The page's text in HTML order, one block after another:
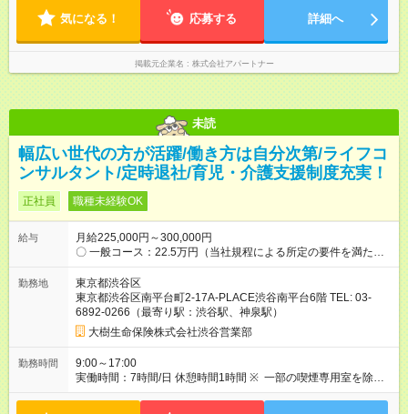
気になる！ 応募する 詳細へ
掲載元企業名 株式会社アパートナー
未読
幅広い世代の方が活躍/働き方は自分次第/ライフコ
ンサルタント/定時退社/育児・介護支援制度充実！
正社員 職種未経験OK
給与
月給225,000円～300,000円
〇 一般コース：22.5万円（当社規程による所定の要件を満たし
た場合） 〇 特選コース：保障額30万円・25万円・20万円当社
規程による所定の要件を満たした場合） ※詳細は面談時にご
説明いたします。 【試用期間】試用期間あり 試用期間の長さ：
6ヶ月 雇用形態、給与は本採用時と同じです。
勤務地
東京都渋谷区
東京都渋谷区南平台町2-17A-PLACE渋谷南平台6階 TEL: 03-
6892-0266（最寄り駅：渋谷駅、神泉駅）
大樹生命保険株式会社渋谷営業部
勤務時間
9:00～17:00
実働時間：7時間/日 休憩時間1時間 ※ 一部の喫煙専用室を除
き、屋内全面禁煙